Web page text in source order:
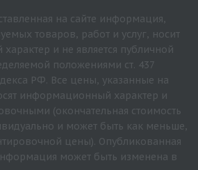
на сайте информация,
товаров, работ и услуг, носит
и не является публичной
положениями ст. 437
РФ. Все цены, указанные на
информационный характер и
(окончательная стоимость
и может быть как меньше,
цены). Опубликованная
может быть изменена в